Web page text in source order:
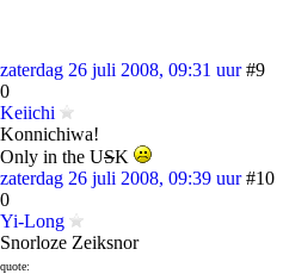
zaterdag 26 juli 2008, 09:31 uur #9
0
Keiichi
Konnichiwa!
Only in the USK
zaterdag 26 juli 2008, 09:39 uur #10
0
Yi-Long
Snorloze Zeiksnor
quote: